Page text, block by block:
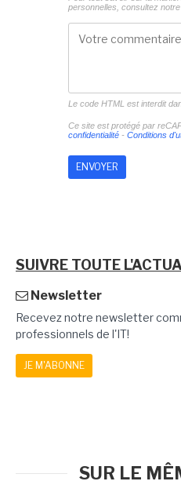
personnelles, consultez notre
Le code HTML est interdit
Ce site est protégé par
confidentialité- Conditions
SUIVRE TOUTE
Newsletter
Recevez notre newsletter
professionnels de l'IT!
JE M'ABONNE
SUR LE